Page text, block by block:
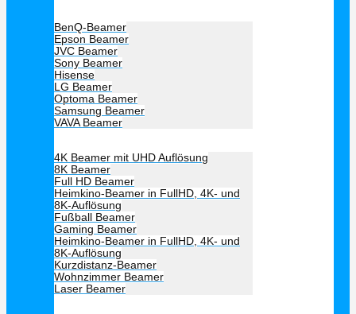
BenQ-Beamer
Epson Beamer
JVC Beamer
Sony Beamer
Hisense
LG Beamer
Optoma Beamer
Samsung Beamer
VAVA Beamer
4K Beamer mit UHD Auflösung
8K Beamer
Full HD Beamer
Heimkino-Beamer in FullHD, 4K- und
8K-Auflösung
Fußball Beamer
Gaming Beamer
Heimkino-Beamer in FullHD, 4K- und
8K-Auflösung
Kurzdistanz-Beamer
Wohnzimmer Beamer
Laser Beamer